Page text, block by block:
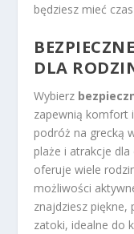
będziesz mieć
DLA
Wybierz
zapewnią komfort
podróż na grecką
plaże i atrakcje
oferuje wiele
możliwości
znajdziesz piękne,
zatoki, idealne do